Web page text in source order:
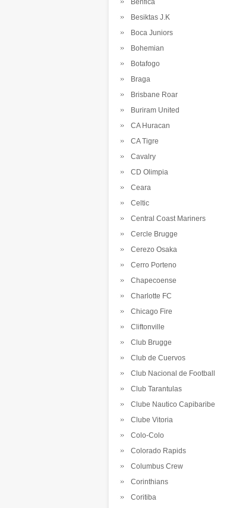
Benfica
Besiktas J.K
Boca Juniors
Bohemian
Botafogo
Braga
Brisbane Roar
Buriram United
CA Huracan
CA Tigre
Cavalry
CD Olimpia
Ceara
Celtic
Central Coast Mariners
Cercle Brugge
Cerezo Osaka
Cerro Porteno
Chapecoense
Charlotte FC
Chicago Fire
Cliftonville
Club Brugge
Club de Cuervos
Club Nacional de Football
Club Tarantulas
Clube Nautico Capibaribe
Clube Vitoria
Colo-Colo
Colorado Rapids
Columbus Crew
Corinthians
Coritiba